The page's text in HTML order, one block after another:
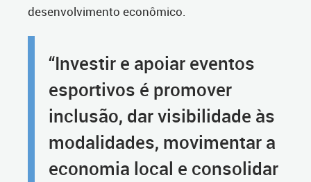
desenvolvimento econômico.
“Investir e apoiar eventos
esportivos é promover
inclusão, dar visibilidade às
modalidades, movimentar a
economia local e consolidar